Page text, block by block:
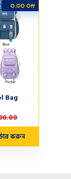
0.00 Off
Bag
করুন